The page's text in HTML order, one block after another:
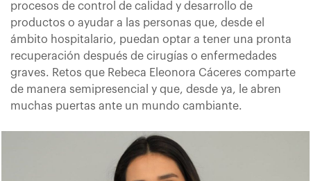
procesos de control de calidad y desarrollo de
productos o ayudar a las personas que, desde el
ámbito hospitalario, puedan optar a tener una pronta
recuperación después de cirugías o enfermedades
graves. Retos que Rebeca Eleonora Cáceres comparte
de manera semipresencial y que, desde ya, le abren
muchas puertas ante un mundo cambiante.